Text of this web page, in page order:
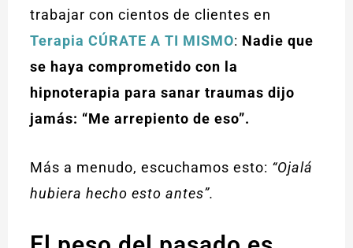
trabajar con cientos de clientes en
Terapia CÚRATE A TI MISMO: Nadie que
se haya comprometido con la
hipnoterapia para sanar traumas dijo
jamás: “Me arrepiento de eso”.
Más a menudo, escuchamos esto: “Ojalá
hubiera hecho esto antes”.